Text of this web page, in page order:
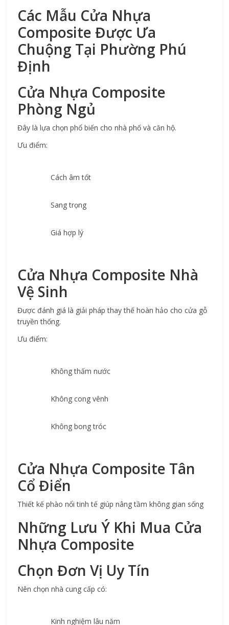
Các Mẫu Cửa Nhựa
Composite Được Ưa
Chuộng Tại Phường Phú
Định
Cửa Nhựa Composite
Phòng Ngủ
Đây là lựa chọn phổ biến cho nhà phố và căn hộ.
Ưu điểm:
Cách âm tốt
Sang trọng
Giá hợp lý
Cửa Nhựa Composite Nhà
Vệ Sinh
Được đánh giá là giải pháp thay thế hoàn hảo cho cửa gỗ
truyền thống.
Ưu điểm:
Không thấm nước
Không cong vênh
Không bong tróc
Cửa Nhựa Composite Tân
Cổ Điển
Thiết kế phào nổi tinh tế giúp nâng tầm không gian sống
Những Lưu Ý Khi Mua Cửa
Nhựa Composite
Chọn Đơn Vị Uy Tín
Nên chọn nhà cung cấp có:
Kinh nghiệm lâu năm